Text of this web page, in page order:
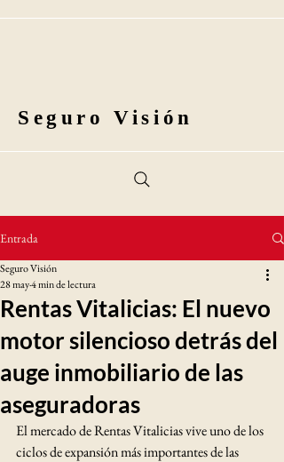
Seguro Visión
Entrada
Rentas Vitalicias: El nuevo
motor silencioso detrás del
auge inmobiliario de las
aseguradoras
Seguro Visión
28 may4 min de lectura
El mercado de Rentas Vitalicias vive uno de los
ciclos de expansión más importantes de las